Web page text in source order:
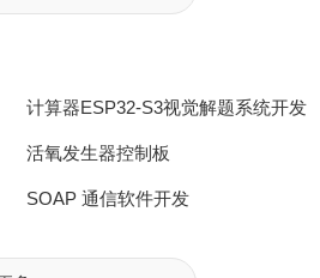
计算器ESP32-S3视觉解题系统开发
活氧发生器控制板
SOAP 通信软件开发